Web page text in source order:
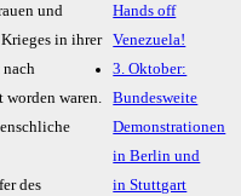
und
in ihrer
nach
worden waren.
des
Hands off
Venezuela!
3. Oktober:
Bundesweite
Demonstrationen
in Berlin und
in Stuttgart